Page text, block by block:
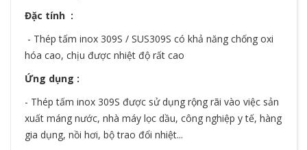
Đặc tính :
- Thép tấm inox 309S / SUS309S có khả năng chống oxi
hóa cao, chịu được nhiệt độ rất cao
Ứng dụng :
- Thép tấm inox 309S được sử dụng rộng rãi vào việc sản
xuất máng nước, nhà máy lọc dầu, công nghiệp y tế, hàng
gia dụng, nồi hơi, bộ trao đổi nhiệt...